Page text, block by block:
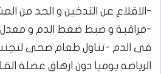
-الاقلاع عن التدخين و الحد من
-مراقبة و ضبط ضغط الدم و معدل
فى الدم -تناول طعام صحى لتجنب
الرياضه يوميا دون ارهاق عضلة